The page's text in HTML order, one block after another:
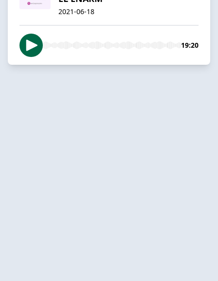
2021-06-18
19:20